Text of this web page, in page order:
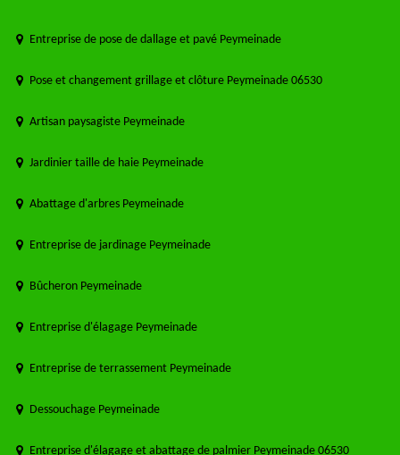
Entreprise de pose de dallage et pavé Peymeinade
Pose et changement grillage et clôture Peymeinade 06530
Artisan paysagiste Peymeinade
Jardinier taille de haie Peymeinade
Abattage d'arbres Peymeinade
Entreprise de jardinage Peymeinade
Bûcheron Peymeinade
Entreprise d'élagage Peymeinade
Entreprise de terrassement Peymeinade
Dessouchage Peymeinade
Entreprise d'élagage et abattage de palmier Peymeinade 06530